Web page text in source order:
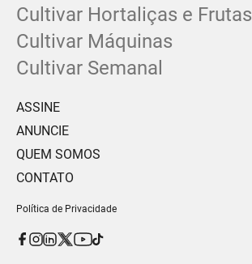
Cultivar Hortaliças e Frutas
Cultivar Máquinas
Cultivar Semanal
ASSINE
ANUNCIE
QUEM SOMOS
CONTATO
Política de Privacidade